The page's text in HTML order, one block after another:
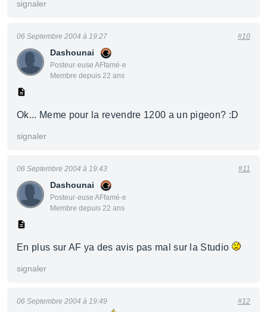
signaler
Dashounai
Posteur·euse AFfamé·e
Membre depuis 22 ans
06 Septembre 2004 à 19:27 #10
Ok... Meme pour la revendre 1200 a un pigeon? :D
signaler
Dashounai
Posteur·euse AFfamé·e
Membre depuis 22 ans
06 Septembre 2004 à 19:43 #11
En plus sur AF ya des avis pas mal sur la Studio
signaler
06 Septembre 2004 à 19:49 #12